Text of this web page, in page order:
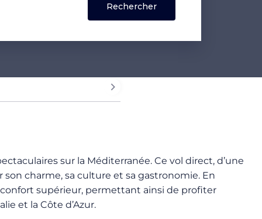
sur la Méditerranée. Ce vol direct, d’une
charme, sa culture et sa gastronomie. En
confort supérieur, permettant ainsi de profiter
et la Côte d’Azur.